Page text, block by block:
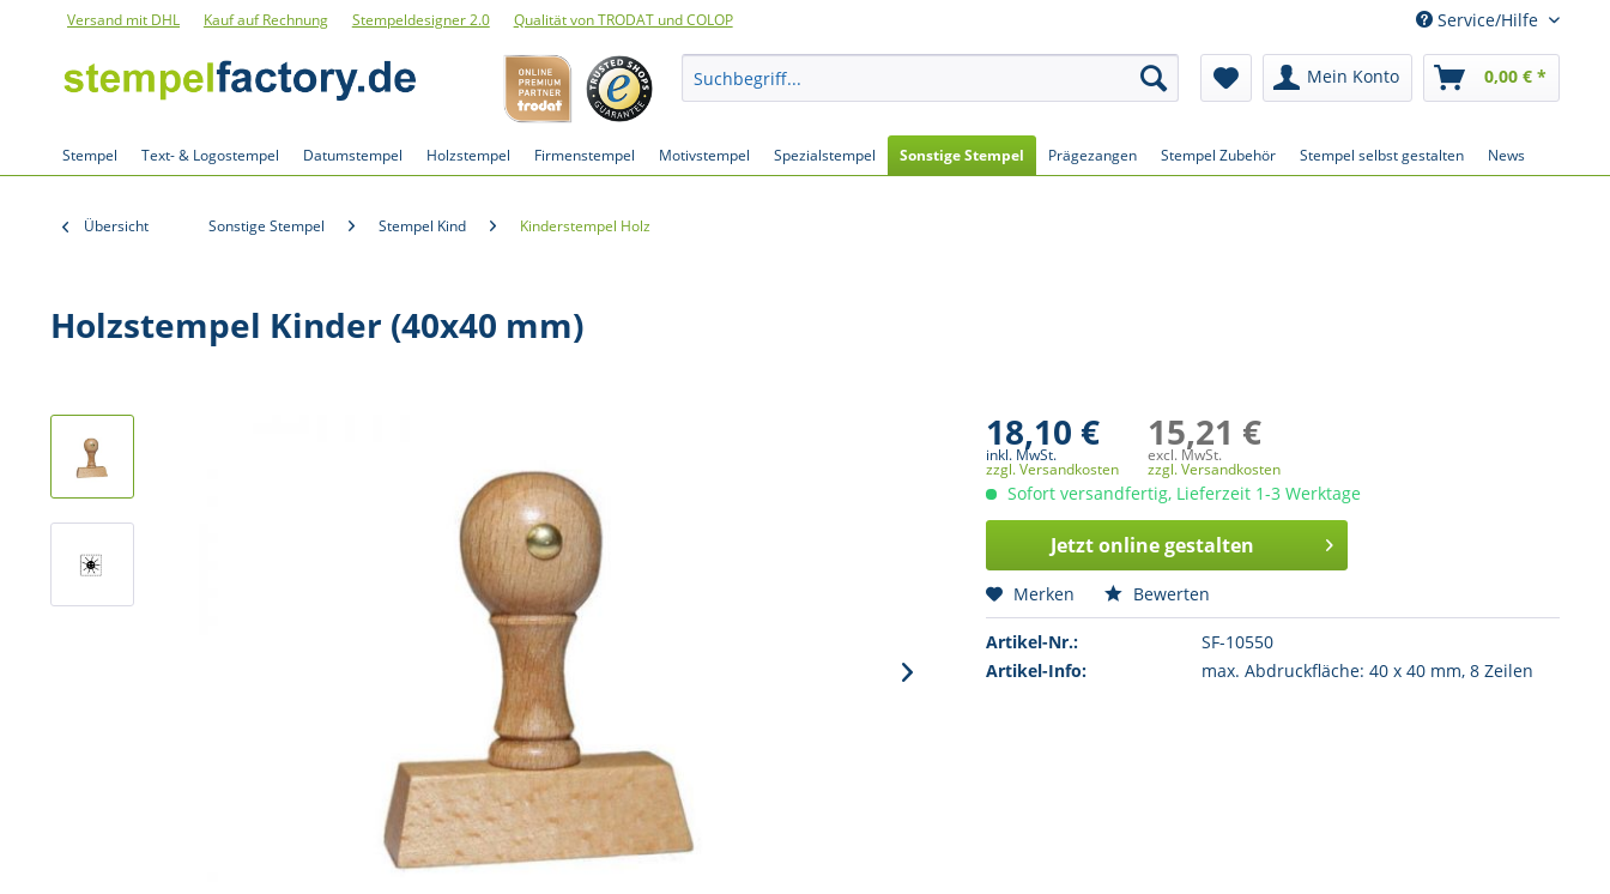
Versand mit DHL Kauf auf Rechnung Stempeldesigner 2.0 Qualität von TRODAT und COLOP Service/Hilfe
Mein Konto 0,00 € *
Stempel Text- & Logostempel Datumstempel Holzstempel Firmenstempel Motivstempel Spezialstempel Sonstige Stempel Prägezangen Stempel Zubehör Stempel selbst gestalten News
Übersicht Sonstige Stempel Stempel Kind Kinderstempel Holz
Holzstempel Kinder (40x40 mm)
18,10 €
inkl. MwSt.
zzgl. Versandkosten
15,21 €
excl. MwSt.
zzgl. Versandkosten
Sofort versandfertig, Lieferzeit 1-3 Werktage
Jetzt online gestalten
Merken Bewerten
Artikel-Nr.:
SF-10550
Artikel-Info:
max. Abdruckfläche: 40 x 40 mm, 8 Zeilen